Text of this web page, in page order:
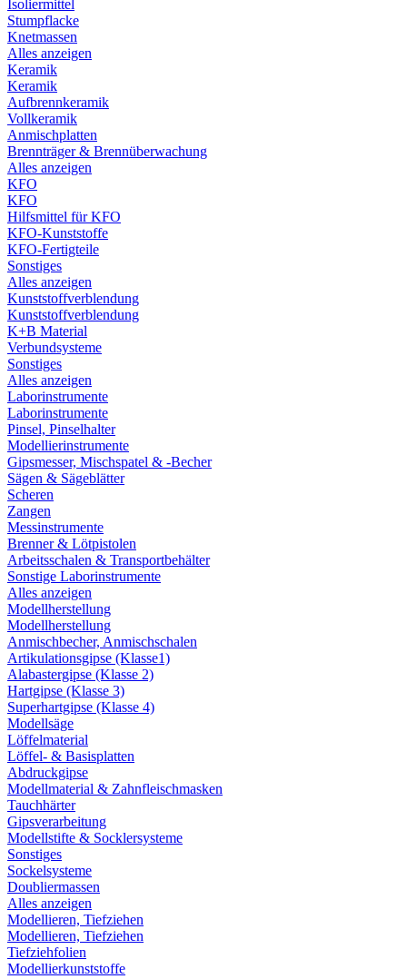
Isoliermittel
Stumpflacke
Knetmassen
Alles anzeigen
Keramik
Keramik
Aufbrennkeramik
Vollkeramik
Anmischplatten
Brennträger & Brennüberwachung
Alles anzeigen
KFO
KFO
Hilfsmittel für KFO
KFO-Kunststoffe
KFO-Fertigteile
Sonstiges
Alles anzeigen
Kunststoffverblendung
Kunststoffverblendung
K+B Material
Verbundsysteme
Sonstiges
Alles anzeigen
Laborinstrumente
Laborinstrumente
Pinsel, Pinselhalter
Modellierinstrumente
Gipsmesser, Mischspatel & -Becher
Sägen & Sägeblätter
Scheren
Zangen
Messinstrumente
Brenner & Lötpistolen
Arbeitsschalen & Transportbehälter
Sonstige Laborinstrumente
Alles anzeigen
Modellherstellung
Modellherstellung
Anmischbecher, Anmischschalen
Artikulationsgipse (Klasse1)
Alabastergipse (Klasse 2)
Hartgipse (Klasse 3)
Superhartgipse (Klasse 4)
Modellsäge
Löffelmaterial
Löffel- & Basisplatten
Abdruckgipse
Modellmaterial & Zahnfleischmasken
Tauchhärter
Gipsverarbeitung
Modellstifte & Socklersysteme
Sonstiges
Sockelsysteme
Doubliermassen
Alles anzeigen
Modellieren, Tiefziehen
Modellieren, Tiefziehen
Tiefziehfolien
Modellierkunststoffe